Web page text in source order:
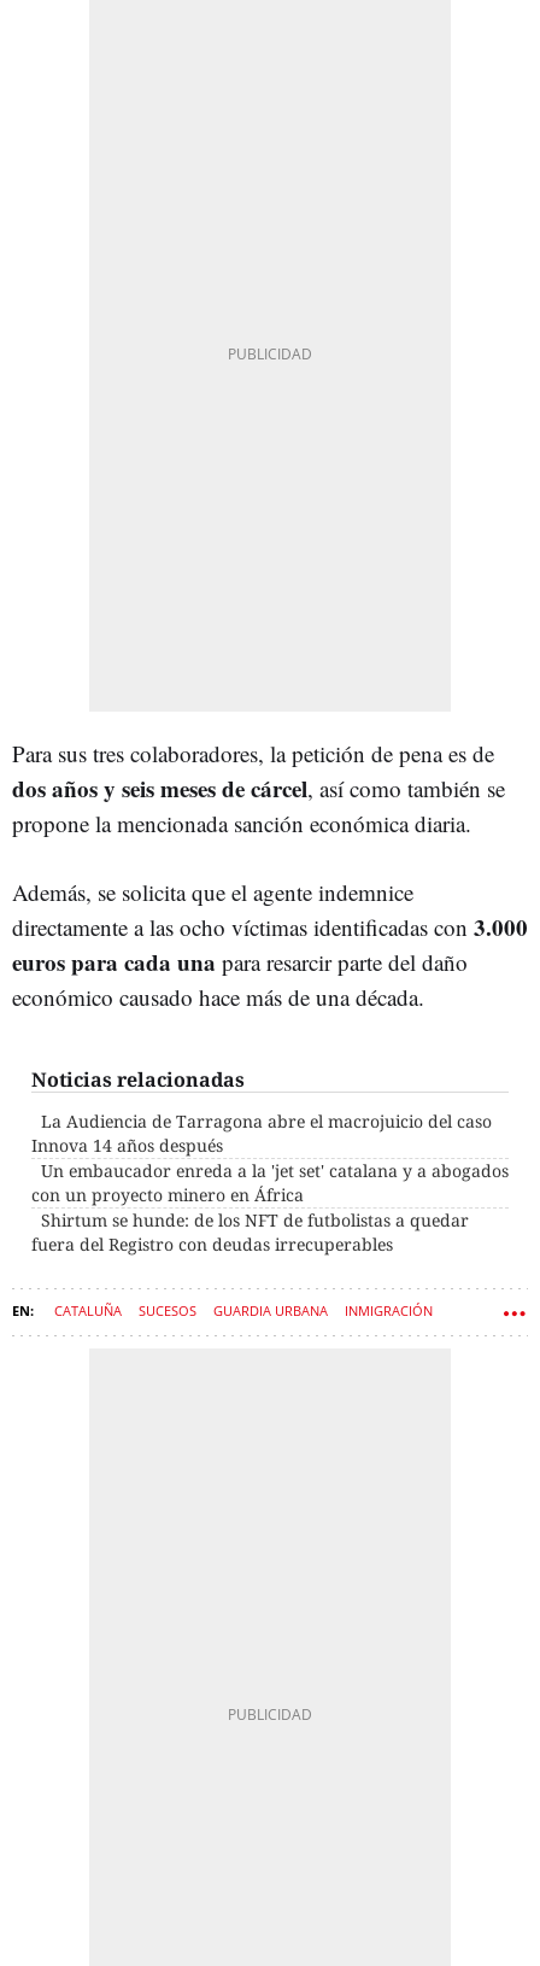
Para sus tres colaboradores, la petición de pena es de
dos años y seis meses de cárcel, así como también se
propone la mencionada sanción económica diaria.
Además, se solicita que el agente indemnice
directamente a las ocho víctimas identificadas con 3.000
euros para cada una para resarcir parte del daño
económico causado hace más de una década.
Noticias relacionadas
La Audiencia de Tarragona abre el macrojuicio del caso
Innova 14 años después
Un embaucador enreda a la 'jet set' catalana y a abogados
con un proyecto minero en África
Shirtum se hunde: de los NFT de futbolistas a quedar
fuera del Registro con deudas irrecuperables
CATALUÑA SUCESOS GUARDIA URBANA INMIGRACIÓN